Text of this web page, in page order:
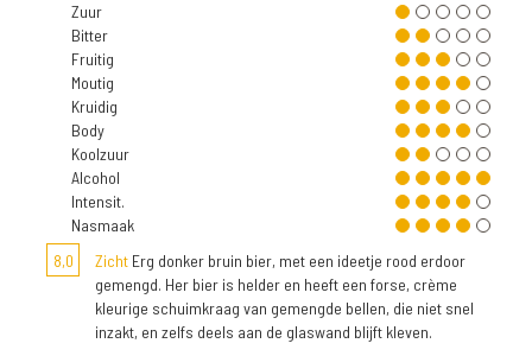
Zuur
Bitter
Fruitig
Moutig
Kruidig
Body
Koolzuur
Alcohol
Intensit.
Nasmaak
8,0
Zicht Erg donker bruin bier, met een ideetje rood erdoor
gemengd. Her bier is helder en heeft een forse, crème
kleurige schuimkraag van gemengde bellen, die niet snel
inzakt, en zelfs deels aan de glaswand blijft kleven.